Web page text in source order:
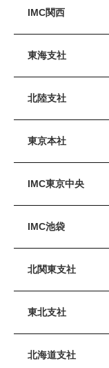
IMC関西
東海支社
北陸支社
東京本社
IMC東京中央
IMC池袋
北関東支社
東北支社
北海道支社